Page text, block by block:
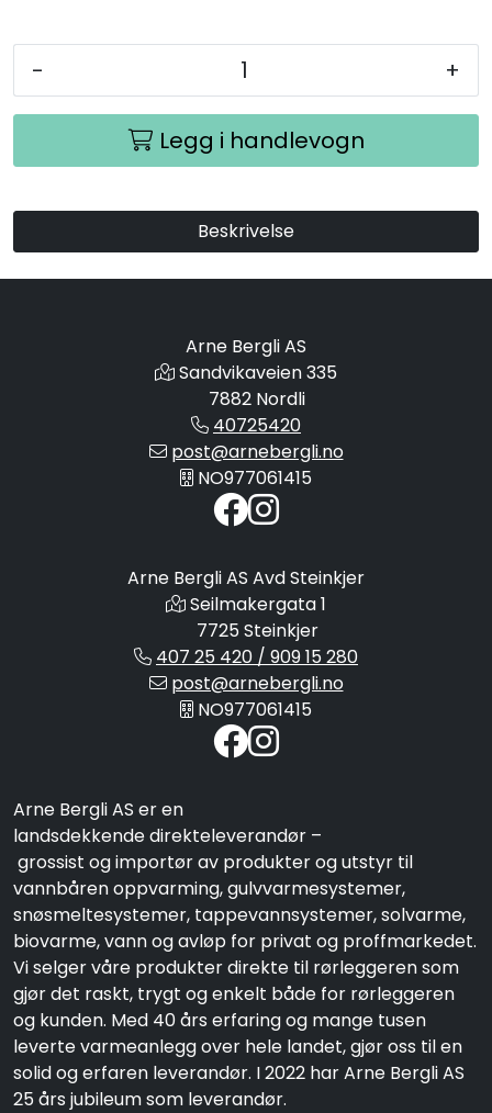
- +
Legg i handlevogn
Beskrivelse
Arne Bergli AS
Sandvikaveien 335
7882 Nordli
40725420
post@arnebergli.no
NO977061415
Arne Bergli AS Avd Steinkjer
Seilmakergata 1
7725 Steinkjer
407 25 420 / 909 15 280
post@arnebergli.no
NO977061415
Arne Bergli AS er en
landsdekkende direkteleverandør –
grossist og importør av produkter og utstyr til
vannbåren oppvarming, gulvvarmesystemer,
snøsmeltesystemer, tappevannsystemer, solvarme,
biovarme, vann og avløp for privat og proffmarkedet.
Vi selger våre produkter direkte til rørleggeren som
gjør det raskt, trygt og enkelt både for rørleggeren
og kunden. Med 40 års erfaring og mange tusen
leverte varmeanlegg over hele landet, gjør oss til en
solid og erfaren leverandør. I 2022 har Arne Bergli AS
25 års jubileum som leverandør.